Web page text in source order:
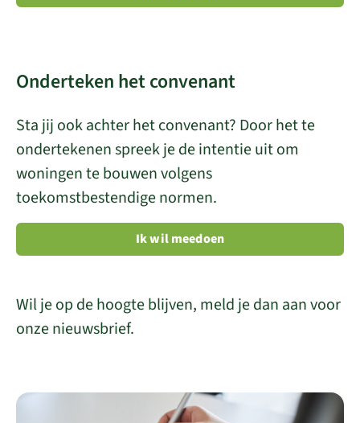
Onderteken het convenant
Sta jij ook achter het convenant? Door het te
ondertekenen spreek je de intentie uit om
woningen te bouwen volgens
toekomstbestendige normen.
Ik wil meedoenOpent in een nieuwe
Wil je op de hoogte blijven, meld je dan aan voor
onze nieuwsbrief.